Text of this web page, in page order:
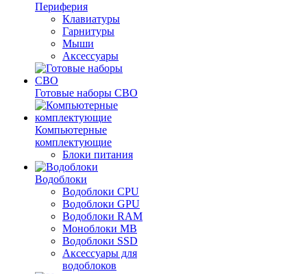
Периферия
Клавиатуры
Гарнитуры
Мыши
Аксессуары
Готовые наборы СВО
Компьютерные
комплектующие
Блоки питания
Водоблоки
Водоблоки CPU
Водоблоки GPU
Водоблоки RAM
Моноблоки MB
Водоблоки SSD
Аксессуары для
водоблоков